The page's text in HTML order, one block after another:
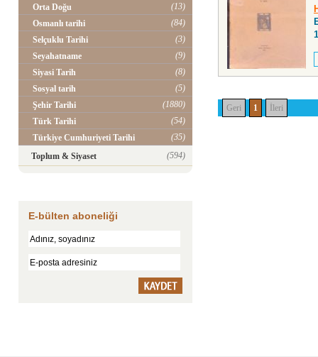
Orta Doğu
(13)
Osmanlı tarihi
(84)
Selçuklu Tarihi
(3)
Seyahatname
(9)
Siyasi Tarih
(8)
Sosyal tarih
(5)
Şehir Tarihi
(1880)
Türk Tarihi
(54)
Türkiye Cumhuriyeti Tarihi
(35)
Toplum & Siyaset
(594)
E-bülten aboneliği
Geri 1 İleri